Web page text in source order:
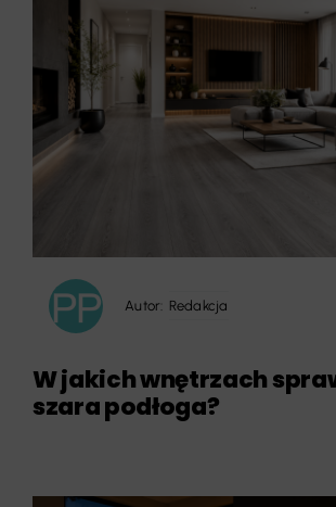
Autor: Redakcja
W jakich wnętrzach
szara podłoga?